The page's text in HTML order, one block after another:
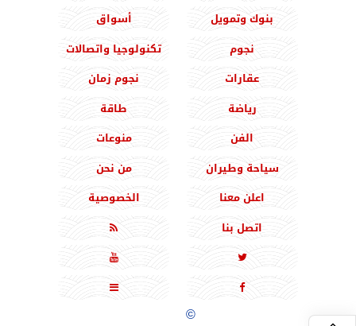
بنوك وتمويل
أسواق
نجوم
تكنولوجيا واتصالات
عقارات
نجوم زمان
رياضة
طاقة
الفن
منوعات
سياحة وطيران
من نحن
اعلن معنا
الخصوصية
اتصل بنا





جميع الحقوق محفوظة©